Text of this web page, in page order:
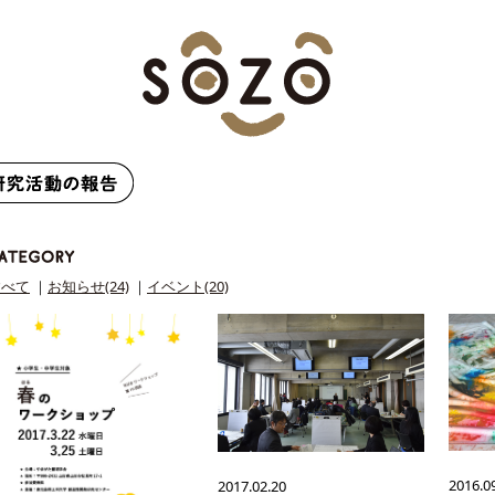
て ｜ お知らせ(24) ｜ イベント(20)
2017.02.20